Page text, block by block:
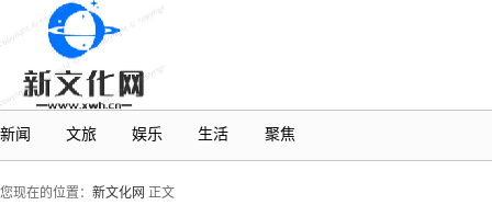
新闻 文旅 娱乐 生活 聚焦
您现在的位置： 新文化网 正文